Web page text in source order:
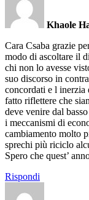
Khaole
Cara Csaba grazie
modo di ascoltare il
chi non lo avesse
suo discorso in
concordati e l
fatto riflettere che
deve venire dal
i meccanismi di
cambiamento molto
sprechi più riciclo
Spero che quest’
Rispondi